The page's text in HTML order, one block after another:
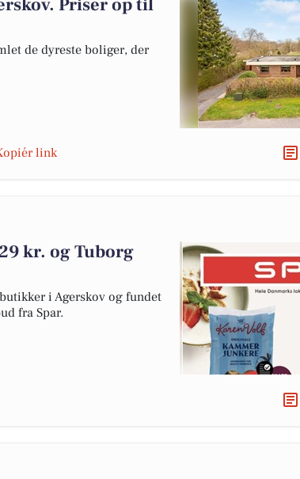
Priser op til
de dyreste boliger, der
link
kr. og Tuborg
i Agerskov og fundet
fra Spar.